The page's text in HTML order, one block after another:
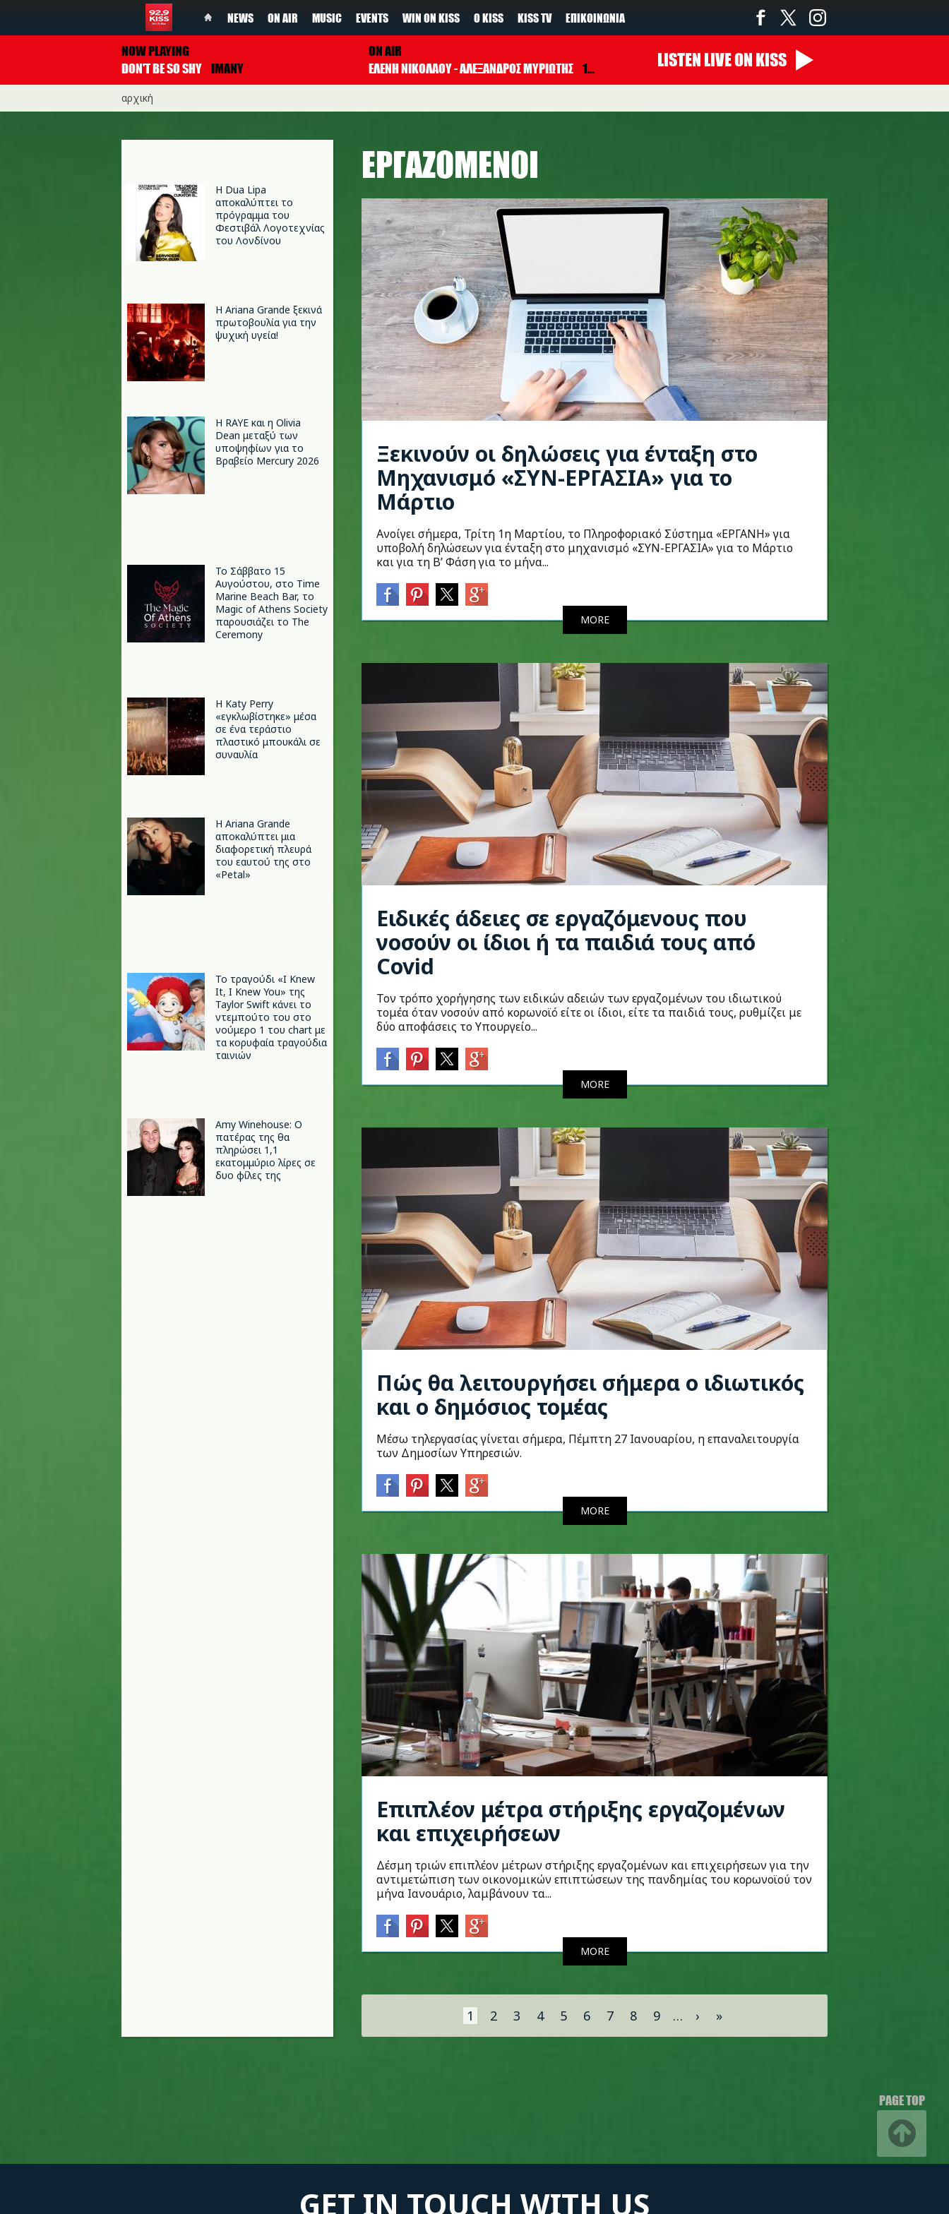
NEWS ON AIR MUSIC EVENTS WIN ON KISS Ο KISS KISS TV ΕΠΙΚΟΙΝΩΝΊΑ
NOW PLAYING
DON'T BE SO SHY IMANY
ON AIR
ΕΛΕΝΗ ΝΙΚΟΛΑΟΥ - ΑΛΕΞΑΝΔΡΟΣ ΜΥΡΙΩΤΗΣ 17:00 - 19:00 LISTEN LIVEON KISS
αρχική
Η Dua Lipa
αποκαλύπτει το
πρόγραμμα του
Φεστιβάλ Λογοτεχνίας
του Λονδίνου
Η Ariana Grande ξεκινά
πρωτοβουλία για την
ψυχική υγεία!
Η RAYE και η Olivia
Dean μεταξύ των
υποψηφίων για το
Βραβείο Mercury 2026
Το Σάββατο 15
Αυγούστου, στο Time
Marine Beach Bar, το
Magic of Athens Society
παρουσιάζει το The
Ceremony
H Katy Perry
«εγκλωβίστηκε» μέσα
σε ένα τεράστιο
πλαστικό μπουκάλι σε
συναυλία
Η Ariana Grande
αποκαλύπτει μια
διαφορετική πλευρά
του εαυτού της στο
«Petal»
Το τραγούδι «I Knew
It, I Knew You» της
Taylor Swift κάνει το
ντεμπούτο του στο
νούμερο 1 του chart με
τα κορυφαία τραγούδια
ταινιών
Amy Winehouse: Ο
πατέρας της θα
πληρώσει 1,1
εκατομμύριο λίρες σε
δυο φίλες της
ΕΡΓΑΖΟΜΕΝΟΙ
Ξεκινούν οι δηλώσεις για ένταξη στο
Μηχανισμό «ΣΥΝ-ΕΡΓΑΣΙΑ» για το
Μάρτιο
Ανοίγει σήμερα, Τρίτη 1η Μαρτίου, το Πληροφοριακό Σύστημα «ΕΡΓΑΝΗ» για
υποβολή δηλώσεων για ένταξη στο μηχανισμό «ΣΥΝ-ΕΡΓΑΣΙΑ» για το Μάρτιο
και για τη Β’ Φάση για το μήνα...
MORE
Ειδικές άδειες σε εργαζόμενους που
νοσούν οι ίδιοι ή τα παιδιά τους από
Covid
Τον τρόπο χορήγησης των ειδικών αδειών των εργαζομένων του ιδιωτικού
τομέα όταν νοσούν από κορωνοϊό είτε οι ίδιοι, είτε τα παιδιά τους, ρυθμίζει με
δύο αποφάσεις το Υπουργείο...
MORE
Πώς θα λειτουργήσει σήμερα ο ιδιωτικός
και ο δημόσιος τομέας
Μέσω τηλεργασίας γίνεται σήμερα, Πέμπτη 27 Ιανουαρίου, η επαναλειτουργία
των Δημοσίων Υπηρεσιών.
MORE
Επιπλέον μέτρα στήριξης εργαζομένων
και επιχειρήσεων
Δέσμη τριών επιπλέον μέτρων στήριξης εργαζομένων και επιχειρήσεων για την
αντιμετώπιση των οικονομικών επιπτώσεων της πανδημίας του κορωνοϊού τον
μήνα Ιανουάριο, λαμβάνουν τα...
MORE
Σελίδες
1 2 3 4 5 6 7 8 9 … › »
PAGE TOP
GET IN TOUCH WITH US